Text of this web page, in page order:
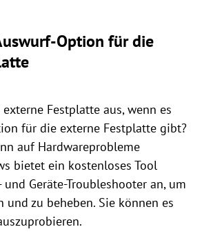
Option für die
Festplatte aus, wenn es
für die externe Festplatte gibt?
auf Hardwareprobleme
bietet ein kostenloses Tool
Geräte-Troubleshooter an, um
und zu beheben. Sie können es